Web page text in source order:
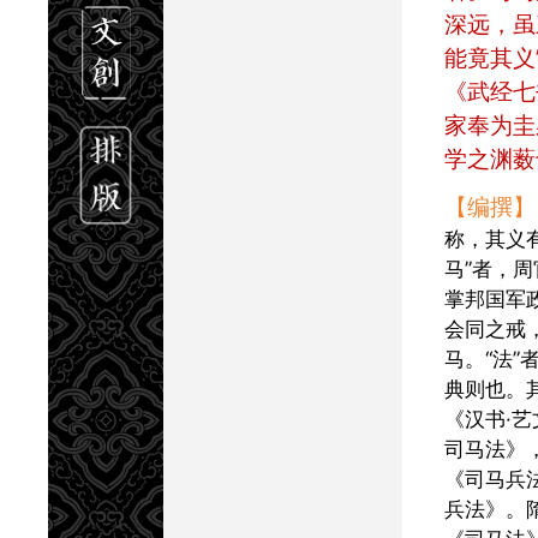
深远，
能竟其
《武经
家奉为
学之渊
【编撰】
称，其义
马”者，
掌邦国军
会同之戒
马。“法”
典则也。
《汉书·
司马法》
《司马
兵法》。